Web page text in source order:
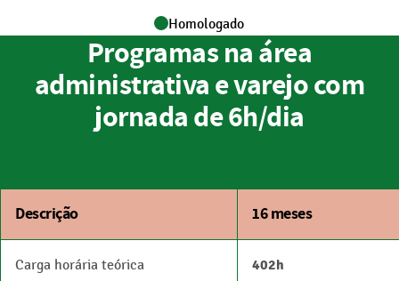
Homologado
Programas na área
administrativa e varejo com
jornada de 6h/dia
Descrição 16 meses
Carga horária teórica 402h